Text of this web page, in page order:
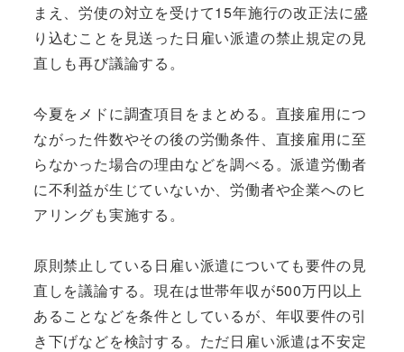
まえ、労使の対立を受けて15年施行の改正法に盛
り込むことを見送った日雇い派遣の禁止規定の見
直しも再び議論する。
今夏をメドに調査項目をまとめる。直接雇用につ
ながった件数やその後の労働条件、直接雇用に至
らなかった場合の理由などを調べる。派遣労働者
に不利益が生じていないか、労働者や企業へのヒ
アリングも実施する。
原則禁止している日雇い派遣についても要件の見
直しを議論する。現在は世帯年収が500万円以上
あることなどを条件としているが、年収要件の引
き下げなどを検討する。ただ日雇い派遣は不安定